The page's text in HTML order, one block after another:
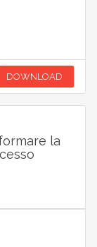
DOWNLOAD
la